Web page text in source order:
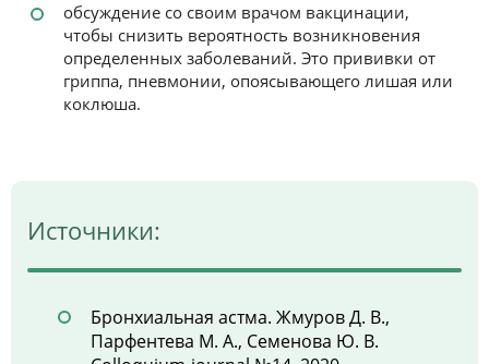
обсуждение со своим врачом вакцинации,
чтобы снизить вероятность возникновения
определенных заболеваний. Это прививки от
гриппа, пневмонии, опоясывающего лишая или
коклюша.
Источники:
Бронхиальная астма. Жмуров Д. В.,
Парфентева М. А., Семенова Ю. В.